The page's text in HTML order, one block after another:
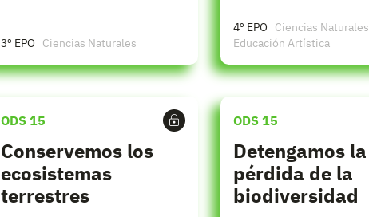
3º EPO Ciencias Naturales
4º EPO
Ciencias Naturales
Educación Artística
ODS 15
Conservemos los
ecosistemas
terrestres
ODS 15
Detengamos la
pérdida de la
biodiversidad